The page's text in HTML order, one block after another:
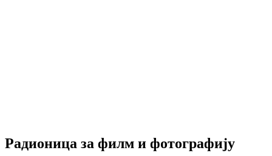
Радионицa за филм и фотографију